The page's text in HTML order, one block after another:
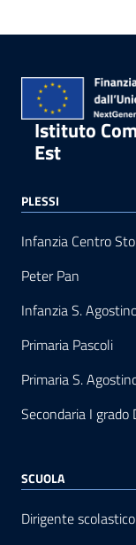
Istituto
Est
PLESSI
Infanzia Centro
Peter Pan
Infanzia S.
Primaria Pascoli
Primaria S.
Secondaria I grado
SCUOLA
Dirigente scolastico